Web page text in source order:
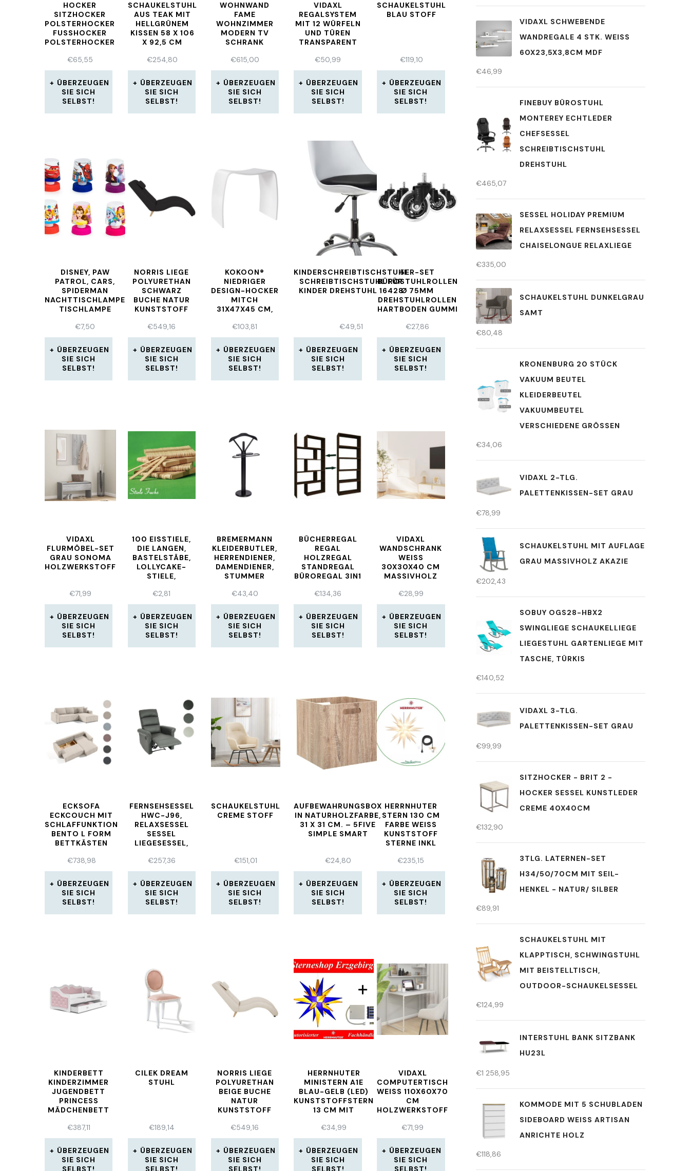
HOCKER
SITZHOCKER
POLSTERHOCKER
FUSSHOCKER P
OLSTERHOCKER M
UNSTLEDER
€65,55
ÜBERZEUGEN
SIE SICH
SELBST!
SCHAUKELSTUHL
AUS TEAK MIT
HELLGRÜNEM
KISSEN 58 X 106
X 92,5 CM
€254,80
ÜBERZEUGEN
SIE SICH
SELBST!
WOHNWAND
FAME
WOHNZIMMER
MODERN TV
SCHRANK
HOCHGLANZ
LED !
€615,00
ÜBERZEUGEN
SIE SICH
SELBST!
VIDAXL
REGALSYSTEM
MIT 12 WÜRFELN
UND TÜREN
TRANSPARENT
€50,99
ÜBERZEUGEN
SIE SICH
SELBST!
SCHAUKELSTUHL
BLAU STOFF
€119,10
ÜBERZEUGEN
SIE SICH
SELBST!
DISNEY, PAW
PATROL, CARS,
SPIDERMAN
NACHTTISCHLAMPE
TISCHLAMPE
BUNT
€7,50
ÜBERZEUGEN
SIE SICH
SELBST!
NORRIS LIEGE
POLYURETHAN
SCHWARZ
BUCHE NATUR
KUNSTSTOFF
€549,16
ÜBERZEUGEN
SIE SICH
SELBST!
KOKOON®
NIEDRIGER
DESIGN-HOCKER
MITCH
31X47X45 CM,
G
€103,81
ÜBERZEUGEN
SIE SICH
SELBST!
KINDERSCHREIBTISCHSTUHL
SCHREIBTISCHSTUHL FÜR
KINDER DREHSTUHL 16428
€49,51
ÜBERZEUGEN
SIE SICH
SELBST!
5ER-SET
BÜROSTUHLROLLEN
Ø 75MM
DREHSTUHLROLLEN
HARTBODEN GUMMI
€27,86
ÜBERZEUGEN
SIE SICH
SELBST!
VIDAXL
FLURMÖBEL-SET
GRAU SONOMA
HOLZWERKSTOFF
€71,99
ÜBERZEUGEN
SIE SICH
SELBST!
100 EISSTIELE,
DIE LANGEN,
BASTELSTÄBE,
LOLLYCAKE-
STIELE,
NEU AUS BUCHE
€2,81
ÜBERZEUGEN
SIE SICH
SELBST!
BREMERMANN
KLEIDERBUTLER,
HERRENDIENER,
DAMENDIENER,
STUMMER
SCHWARZ
€43,40
ÜBERZEUGEN
SIE SICH
SELBST!
BÜCHERREGAL
REGAL
HOLZREGAL
STANDREGAL
BÜROREGAL 3IN1
150X30CM
WENGE
€134,36
ÜBERZEUGEN
SIE SICH
SELBST!
VIDAXL
WANDSCHRANK
WEISS 3
0X30X40 CM M
ASSIVHOLZ K
€28,99
ÜBERZEUGEN
SIE SICH
SELBST!
ECKSOFA
ECKCOUCH MIT
SCHLAFFUNKTION
BENTO L FORM
BETTKÄSTEN
SOFAGARNITUR
€738,98
ÜBERZEUGEN
SIE SICH
SELBST!
FERNSEHSESSEL
HWC-J96,
RELAXSESSEL
SESSEL
LIEGESESSEL,
KUNSTLEDER
€257,36
ÜBERZEUGEN
SIE SICH
SELBST!
SCHAUKELSTUHL
CREME STOFF
€151,01
ÜBERZEUGEN
SIE SICH
SELBST!
AUFBEWAHRUNGSBOX
IN NATURHOLZFARBE,
31 X 31 CM. – 5FIVE
SIMPLE SMART
€24,80
ÜBERZEUGEN
SIE SICH
SELBST!
HERRNHUTER
STERN 130 CM
FARBE WEISS K
UNSTSTOFF S
TERNE INKL 1
NKL LED
€235,15
ÜBERZEUGEN
SIE SICH
SELBST!
KINDERBETT
KINDERZIMMER
JUGENDBETT
PRINCESS
MÄDCHENBETT
160×80 180×80
CM
€387,11
ÜBERZEUGEN
SIE SICH
SELBST!
CILEK DREAM
STUHL
€189,14
ÜBERZEUGEN
SIE SICH
SELBST!
NORRIS LIEGE
POLYURETHAN
BEIGE BUCHE
NATUR
KUNSTSTOFF
€549,16
ÜBERZEUGEN
SIE SICH
SELBST!
HERRNHUTER
MINISTERN A1E
BLAU-GELB (LED)
KUNSTSTOFFSTERN
13 CM MIT
€34,99
ÜBERZEUGEN
SIE SICH
SELBST!
VIDAXL
COMPUTERTISCH
WEISS 110X60X70 C
M H
OLZWERKSTOFF
€71,99
ÜBERZEUGEN
SIE SICH
SELBST!
VIDAXL SCHWEBENDE
WANDREGALE 4 STK. WEISS 6
0X23,5X3,8CM MDF
€46,99
FINEBUY BÜROSTUHL
MONTEREY ECHTLEDER
CHEFSESSEL
SCHREIBTISCHSTUHL
DREHSTUHL
€465,07
SESSEL HOLIDAY PREMIUM
RELAXSESSEL FERNSEHSESSEL
CHAISELONGUE RELAXLIEGE
€335,00
SCHAUKELSTUHL DUNKELGRAU
SAMT
€80,48
KRONENBURG 20 STÜCK
VAKUUM BEUTEL
KLEIDERBEUTEL
VAKUUMBEUTEL
VERSCHIEDENE GRÖSSEN
€34,06
VIDAXL 2-TLG.
PALETTENKISSEN-SET GRAU
€78,99
SCHAUKELSTUHL MIT AUFLAGE
GRAU MASSIVHOLZ AKAZIE
€202,43
SOBUY OGS28-HBX2
SWINGLIEGE SCHAUKELLIEGE
LIEGESTUHL GARTENLIEGE MIT
TASCHE, TÜRKIS
€140,52
VIDAXL 3-TLG.
PALETTENKISSEN-SET GRAU
€99,99
SITZHOCKER - BRIT 2 -
HOCKER SESSEL KUNSTLEDER
CREME 40X40CM
€132,90
3TLG. LATERNEN-SET
H34/50/70CM MIT SEIL-
HENKEL - NATUR/ SILBER
€89,91
SCHAUKELSTUHL MIT
KLAPPTISCH, SCHWINGSTUHL
MIT BEISTELLTISCH,
OUTDOOR-SCHAUKELSESSEL
€124,99
INTERSTUHL BANK SITZBANK
HU23L
€1 258,95
KOMMODE MIT 5 SCHUBLADEN
SIDEBOARD WEISS ARTISAN A
NRICHTE HOLZ
€118,86